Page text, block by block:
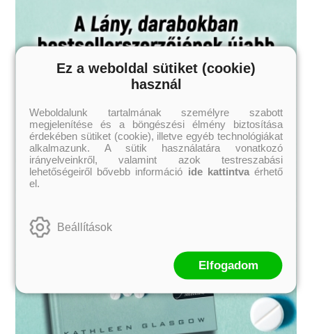
Ez a weboldal sütiket (cookie)
használ
Weboldalunk tartalmának személyre szabott
megjelenítése és a böngészési élmény biztosítása
érdekében sütiket (cookie), illetve egyéb technológiákat
alkalmazunk. A sütik használatára vonatkozó
irányelveinkről, valamint azok testreszabási
lehetőségeiről bővebb információ ide kattintvaérhető
el.
Beállítások
Elfogadom